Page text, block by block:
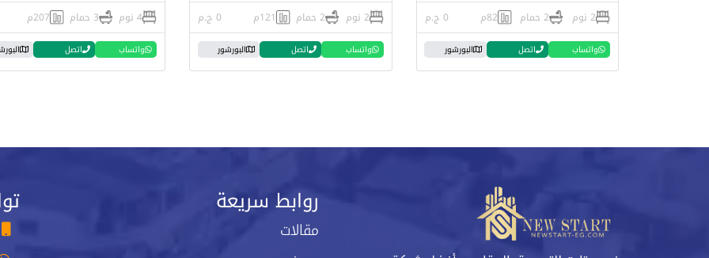
2 نوم 2 حمام 82م 0 ج.م
واتساب اتصل البورشور
2 نوم 2 حمام 121م 0 ج.م
واتساب اتصل البورشور
4 نوم 3 حمام 207م
واتساب اتصل
روابط سريعة
مقالات